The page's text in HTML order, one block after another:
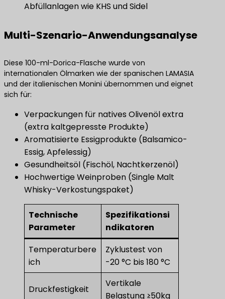
Abfüllanlagen wie KHS und Sidel
Multi-Szenario-Anwendungsanalyse
Diese 100-ml-Dorica-Flasche wurde von
internationalen Ölmarken wie der spanischen LAMASIA
und der italienischen Monini übernommen und eignet
sich für:
Verpackungen für natives Olivenöl extra
(extra kaltgepresste Produkte)
Aromatisierte Essigprodukte (Balsamico-
Essig, Apfelessig)
Gesundheitsöl (Fischöl, Nachtkerzenöl)
Hochwertige Weinproben (Single Malt
Whisky-Verkostungspaket)
Technische
Parameter
Spezifikationsi
ndikatoren
Temperaturbere
ich
Zyklustest von
-20 °C bis 180 °C
Druckfestigkeit
Vertikale
Belastung ≥50kg